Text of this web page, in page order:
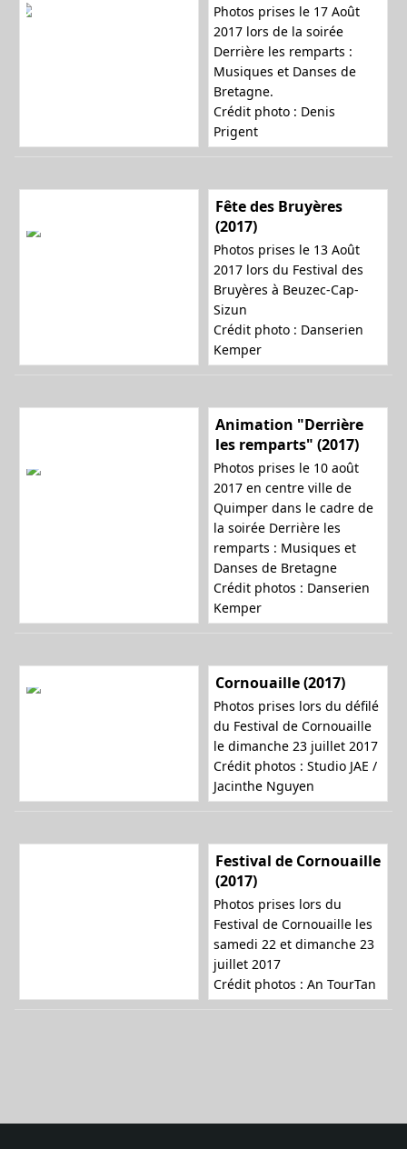
Photos prises le 17 Août
2017 lors de la soirée
Derrière les remparts :
Musiques et Danses de
Bretagne.
Crédit photo : Denis
Prigent
Fête des Bruyères
(2017)
Photos prises le 13 Août
2017 lors du Festival des
Bruyères à Beuzec-Cap-
Sizun
Crédit photo : Danserien
Kemper
Animation "Derrière
les remparts" (2017)
Photos prises le 10 août
2017 en centre ville de
Quimper dans le cadre de
la soirée Derrière les
remparts : Musiques et
Danses de Bretagne
Crédit photos : Danserien
Kemper
Cornouaille (2017)
Photos prises lors du défilé
du Festival de Cornouaille
le dimanche 23 juillet 2017
Crédit photos : Studio JAE /
Jacinthe Nguyen
Festival de Cornouaille
(2017)
Photos prises lors du
Festival de Cornouaille les
samedi 22 et dimanche 23
juillet 2017
Crédit photos : An TourTan